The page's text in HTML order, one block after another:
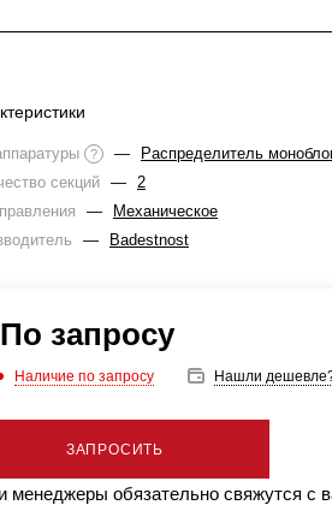
? —
Распределитель
секций — 2
—
Механическое
— Badestnost
По запросу
Наличие по запросу Нашли
ЗАПРОСИТЬ
менеджеры обязательно свяжутся с